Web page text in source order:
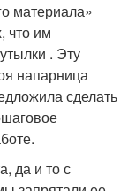
материала»
что им
. Эту
напарница
сделать
да и то с